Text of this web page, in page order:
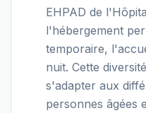
EHPAD de
l'hébergement
temporaire,
nuit. Cette
s'adapter aux
personnes âgées